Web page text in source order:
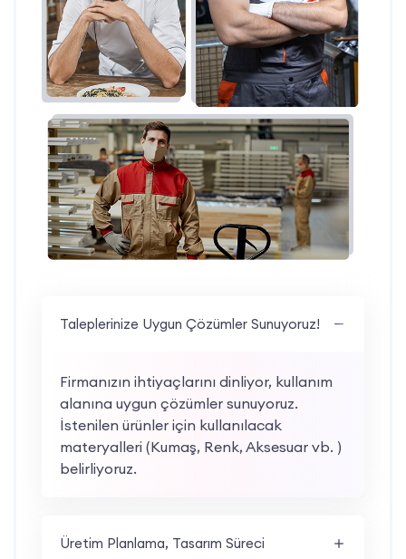
Taleplerinize Uygun Çözümler Sunuyoruz!
Firmanızın ihtiyaçlarını dinliyor, kullanım
alanına uygun çözümler sunuyoruz.
İstenilen ürünler için kullanılacak
materyalleri (Kumaş, Renk, Aksesuar vb. )
belirliyoruz.
Üretim Planlama, Tasarım Süreci